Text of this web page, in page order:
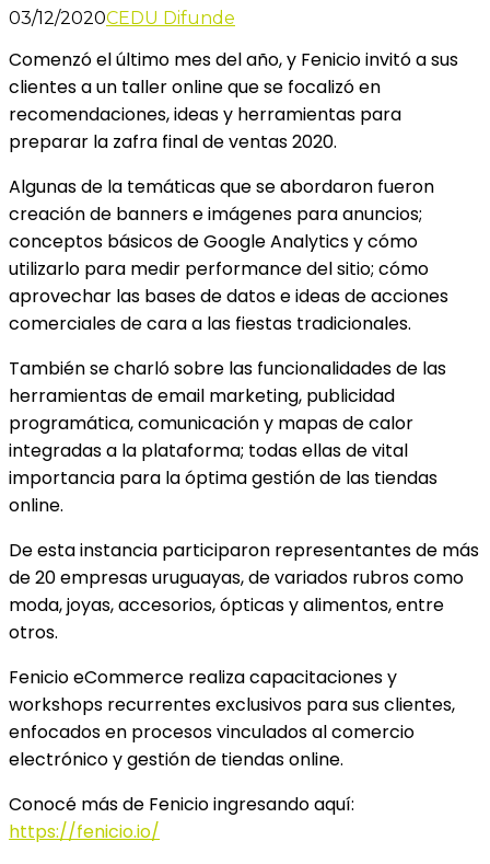
03/12/2020CEDU Difunde
Comenzó el último mes del año, y Fenicio invitó a sus
clientes a un taller online que se focalizó en
recomendaciones, ideas y herramientas para
preparar la zafra final de ventas 2020.
Algunas de la temáticas que se abordaron fueron
creación de banners e imágenes para anuncios;
conceptos básicos de Google Analytics y cómo
utilizarlo para medir performance del sitio; cómo
aprovechar las bases de datos e ideas de acciones
comerciales de cara a las fiestas tradicionales.
También se charló sobre las funcionalidades de las
herramientas de email marketing, publicidad
programática, comunicación y mapas de calor
integradas a la plataforma; todas ellas de vital
importancia para la óptima gestión de las tiendas
online.
De esta instancia participaron representantes de más
de 20 empresas uruguayas, de variados rubros como
moda, joyas, accesorios, ópticas y alimentos, entre
otros.
Fenicio eCommerce realiza capacitaciones y
workshops recurrentes exclusivos para sus clientes,
enfocados en procesos vinculados al comercio
electrónico y gestión de tiendas online.
Conocé más de Fenicio ingresando aquí:
https://fenicio.io/